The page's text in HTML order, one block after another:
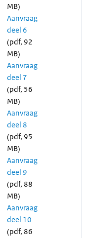
MB)
Aanvraag
deel 6
(pdf, 92
MB)
Aanvraag
deel 7
(pdf, 56
MB)
Aanvraag
deel 8
(pdf, 95
MB)
Aanvraag
deel 9
(pdf, 88
MB)
Aanvraag
deel 10
(pdf, 86